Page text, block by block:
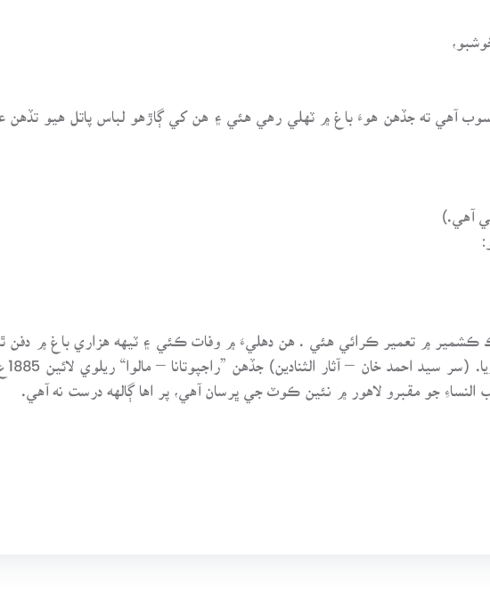
آهي ته جڏهن هوءَ باغ ۾ ٽهلي رهي هئي ۽ هن کي ڳاڙهو لباس پاتل هيو
آهي.)
۾ تعمير ڪرائي هئي . هن دهليءَ ۾ وفات ڪئي ۽ ٽيهه هزاري باغ ۾ دفن
جو مقبرو لاهور ۾ نئين ڪوٽ جي ڀرسان آهي، پر اها ڳالهه درست نه آهي.